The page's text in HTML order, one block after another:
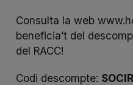
Consulta la web
beneficia’t del
del RACC!
Codi descompte: